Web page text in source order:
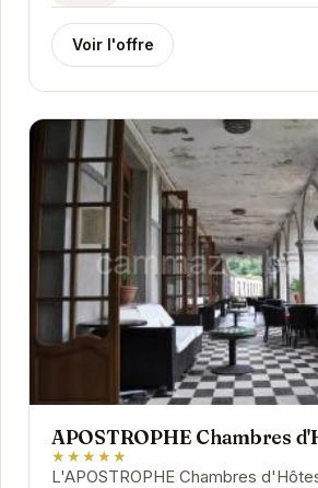
Voir l'offre
APOSTROPHE Chambres
★★★★★
L'APOSTROPHE Chambres